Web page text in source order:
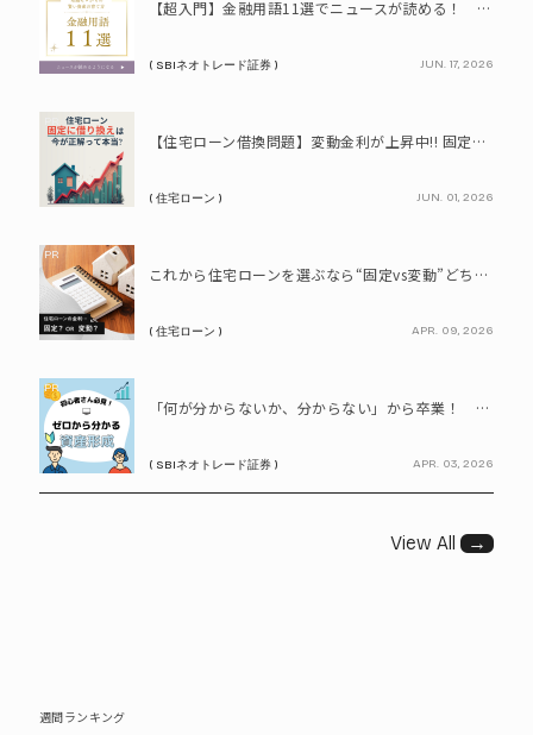
【超入門】金融用語11選でニュースが読める！ 知識ゼロからの賢い資産の育て方
( SBIネオトレード証券 ) JUN. 17, 2026
【住宅ローン借換問題】変動金利が上昇中!! 固定に借り換えるなら今が正解って本当? シミュレーションで比較してみよう
( 住宅ローン ) JUN. 01, 2026
PR
これから住宅ローンを選ぶなら“固定vs変動”どちらが正解? 9割が利用したいと答えた「いま決めなくてもいい」ローンとは!?
( 住宅ローン ) APR. 09, 2026
PR
「何が分からないか、分からない」から卒業！ SBIネオトレード証券で学ぶ、はじめての資産形成
( SBIネオトレード証券 ) APR. 03, 2026
View All →
週間ランキング